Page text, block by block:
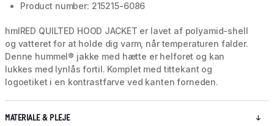
Product number: 215215-6086
hmlRED QUILTED HOOD JACKET er lavet af polyamid-shell
og vatteret for at holde dig varm, når temperaturen falder.
Denne hummel® jakke med hætte er helforet og kan
lukkes med lynlås fortil. Komplet med tittekant og
logoetiket i en kontrastfarve ved kanten forneden.
MATERIALE & PLEJE